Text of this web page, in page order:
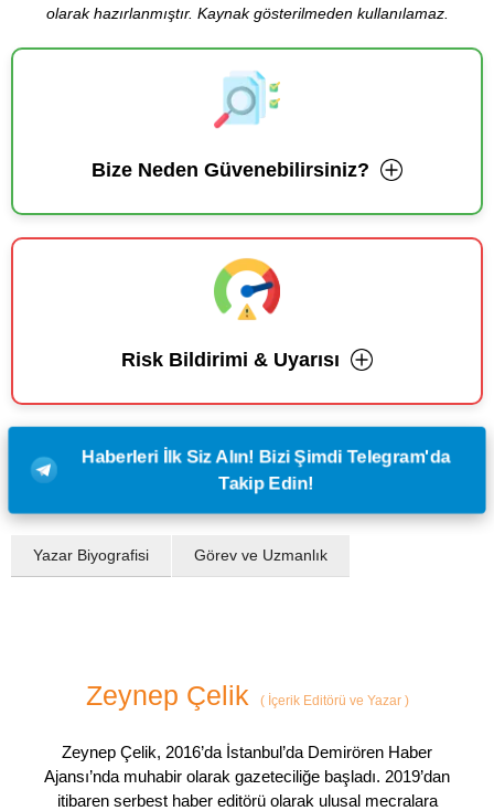
olarak hazırlanmıştır. Kaynak gösterilmeden kullanılamaz.
Bize Neden Güvenebilirsiniz?
Risk Bildirimi & Uyarısı
Haberleri İlk Siz Alın! Bizi Şimdi Telegram'da
Takip Edin!
Yazar Biyografisi Görev ve Uzmanlık
Zeynep Çelik (İçerik Editörü ve Yazar )
Zeynep Çelik, 2016’da İstanbul’da Demirören Haber
Ajansı’nda muhabir olarak gazeteciliğe başladı. 2019’dan
itibaren serbest haber editörü olarak ulusal mecralara